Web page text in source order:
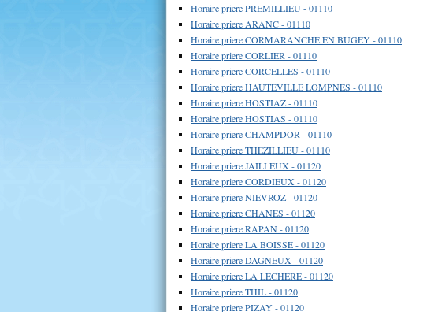
Horaire priere PREMILLIEU - 01110
Horaire priere ARANC - 01110
Horaire priere CORMARANCHE EN BUGEY - 01110
Horaire priere CORLIER - 01110
Horaire priere CORCELLES - 01110
Horaire priere HAUTEVILLE LOMPNES - 01110
Horaire priere HOSTIAZ - 01110
Horaire priere HOSTIAS - 01110
Horaire priere CHAMPDOR - 01110
Horaire priere THEZILLIEU - 01110
Horaire priere JAILLEUX - 01120
Horaire priere CORDIEUX - 01120
Horaire priere NIEVROZ - 01120
Horaire priere CHANES - 01120
Horaire priere RAPAN - 01120
Horaire priere LA BOISSE - 01120
Horaire priere DAGNEUX - 01120
Horaire priere LA LECHERE - 01120
Horaire priere THIL - 01120
Horaire priere PIZAY - 01120